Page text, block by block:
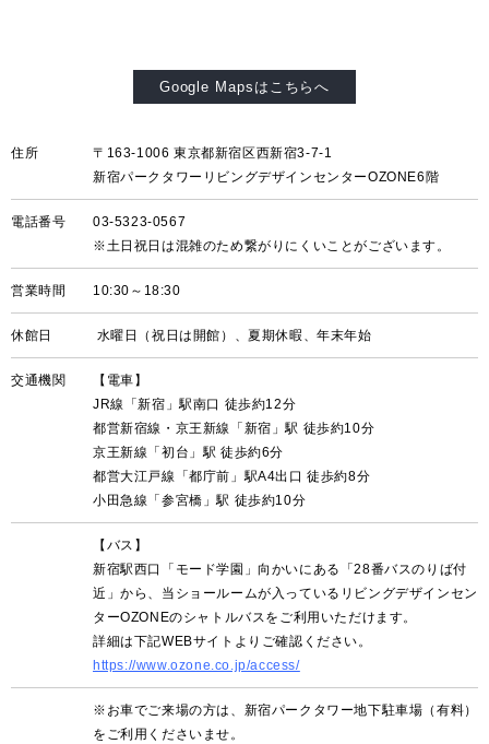
住所
〒163-1006 東京都新宿区西新宿3-7-1
新宿パークタワーリビングデザインセンターOZONE6階
電話番号
03-5323-0567
※土日祝日は混雑のため繋がりにくいことがございます。
営業時間 10:30～18:30
休館日 水曜日（祝日は開館）、夏期休暇、年末年始
交通機関
【電車】
JR線「新宿」駅南口 徒歩約12分
都営新宿線・京王新線「新宿」駅 徒歩約10分
京王新線「初台」駅 徒歩約6分
都営大江戸線「都庁前」駅A4出口 徒歩約8分
小田急線「参宮橋」駅 徒歩約10分
【バス】
新宿駅西口「モード学園」向かいにある「28番バスのりば付
近」から、当ショールームが入っているリビングデザインセン
ターOZONEのシャトルバスをご利用いただけます。
詳細は下記WEBサイトよりご確認ください。
https://www.ozone.co.jp/access/
※お車でご来場の方は、新宿パークタワー地下駐車場（有料）
をご利用くださいませ。
Google Mapsはこちらへ